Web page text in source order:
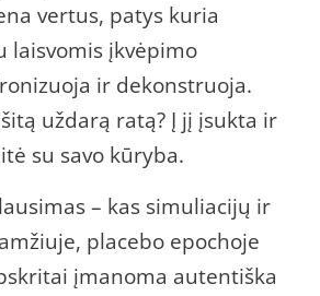
vertus, patys kuria
laisvomis įkvėpimo
ir dekonstruoja.
uždarą ratą? Į jį įsukta ir
su savo kūryba.
– kas simuliacijų ir
placebo epochoje
įmanoma autentiška